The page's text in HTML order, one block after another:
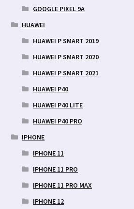
GOOGLE PIXEL 9A
HUAWEI
HUAWEI P SMART 2019
HUAWEI P SMART 2020
HUAWEI P SMART 2021
HUAWEI P40
HUAWEI P40 LITE
HUAWEI P40 PRO
IPHONE
IPHONE 11
IPHONE 11 PRO
IPHONE 11 PRO MAX
IPHONE 12